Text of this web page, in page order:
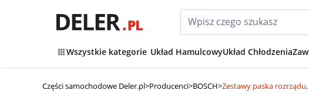
Wszystkie kategorie Układ HamulcowyUkład Chłodzenia
Części samochodowe Deler.pl>Producenci>BOSCH>Zestawy paska